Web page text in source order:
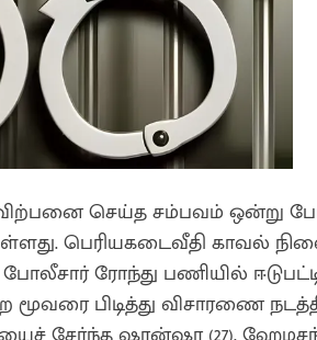
செய்த சம்பவம் ஒன்று
பெரியகடைவீதி காவல்
போலீசார் ரோந்து பணியில்
பிடித்து விசாரணை